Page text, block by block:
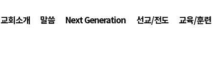
교회소개 말씀 Next Generation 선교/전도 교육/훈련